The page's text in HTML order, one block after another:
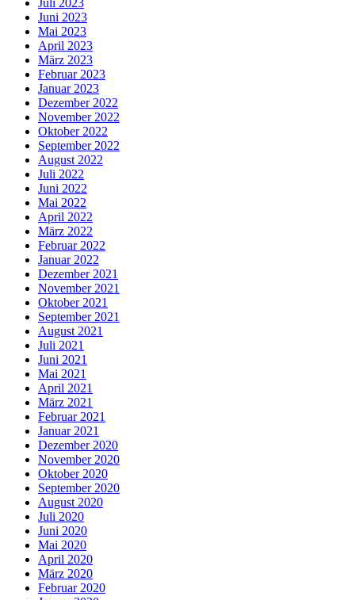
Juli 2023
Juni 2023
Mai 2023
April 2023
März 2023
Februar 2023
Januar 2023
Dezember 2022
November 2022
Oktober 2022
September 2022
August 2022
Juli 2022
Juni 2022
Mai 2022
April 2022
März 2022
Februar 2022
Januar 2022
Dezember 2021
November 2021
Oktober 2021
September 2021
August 2021
Juli 2021
Juni 2021
Mai 2021
April 2021
März 2021
Februar 2021
Januar 2021
Dezember 2020
November 2020
Oktober 2020
September 2020
August 2020
Juli 2020
Juni 2020
Mai 2020
April 2020
März 2020
Februar 2020